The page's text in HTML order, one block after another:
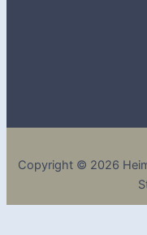
Copyright © 2026